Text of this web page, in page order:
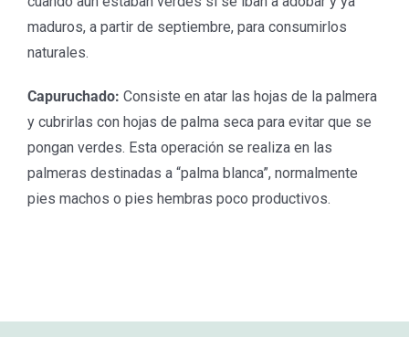
maduros, a partir de septiembre, para consumirlos
naturales.
Capuruchado: Consiste en atar las hojas de la palmera
y cubrirlas con hojas de palma seca para evitar que se
pongan verdes. Esta operación se realiza en las
palmeras destinadas a “palma blanca”, normalmente
pies machos o pies hembras poco productivos.